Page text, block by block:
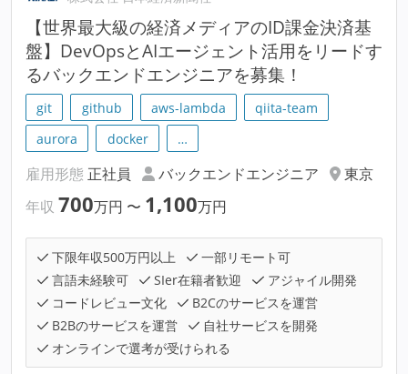
【世界最大級の経済メディアのID課金決済基
盤】DevOpsとAIエージェント活用をリードす
るバックエンドエンジニアを募集！
git github aws-lambda
qiita-team
aurora
docker …
雇用形態 正社員 バックエンドエンジニア
東京
年収 700万円 〜 1,100万円
下限年収500万円以上
一部リモート可
言語未経験可
SIer在籍者歓迎
アジャイル開発
コードレビュー文化
B2Cのサービスを運営
B2Bのサービスを運営
自社サービスを開発
オンラインで選考が受けられる